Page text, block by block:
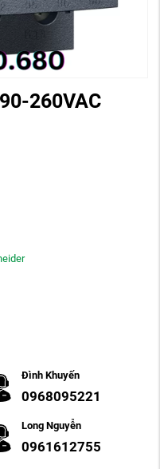
260VAC
Đình Khuyến
0968095221
Long Nguyễn
0961612755